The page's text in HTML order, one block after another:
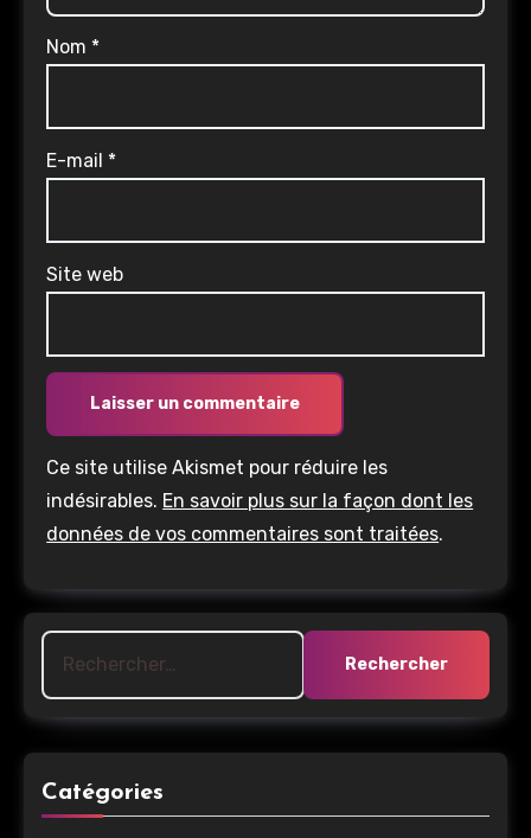
Nom *
E-mail *
Site web
Ce site utilise Akismet pour réduire les
indésirables. En savoir plus sur la façon dont les
données de vos commentaires sont traitées.
Rechercher :
Catégories